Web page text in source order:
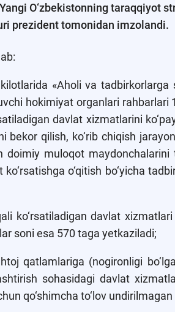
O‘zbekistonning taraqqiyot
prezident tomonidan imzolandi.
«Aholi va
hokimiyat organlari
davlat xizmatlarini
bekor qilish, ko‘rib chiqish
doimiy muloqot
o‘qitish bo‘yicha
ko‘rsatiladigan davlat
soni esa 570 taga yetkaziladi;
qatlamlariga (nogironligi
sohasidagi davlat
qo‘shimcha to‘lov undirilmagan